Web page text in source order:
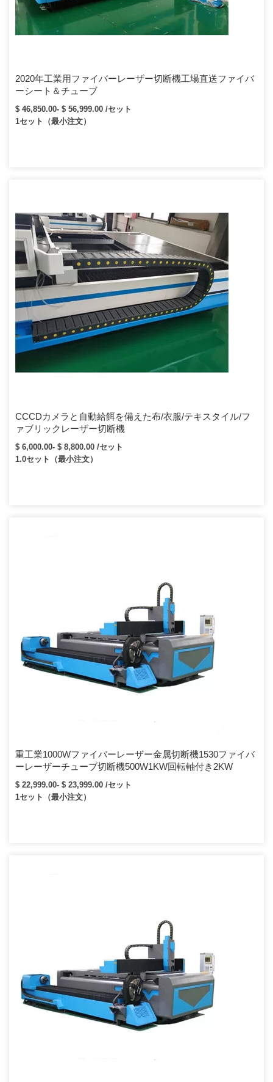
2020年工業用ファイバーレーザー切断機工場直送ファイバ
ーシート＆チューブ
$ 46,850.00- $ 56,999.00 /セット
1セット（最小注文）
CCCDカメラと自動給餌を備えた布/衣服/テキスタイル/フ
ァブリックレーザー切断機
$ 6,000.00- $ 8,800.00 /セット
1.0セット（最小注文）
重工業1000Wファイバーレーザー金属切断機1530ファイバ
ーレーザーチューブ切断機500W1KW回転軸付き2KW
$ 22,999.00- $ 23,999.00 /セット
1セット（最小注文）